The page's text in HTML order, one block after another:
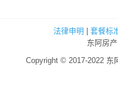
法律申明
套餐标
东阿房
Copyright © 2017-2022 东